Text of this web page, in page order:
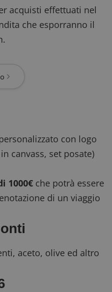
acquisti effettuati nel
che esporranno il
con logo
canvass, set posate)
1000€ che potrà essere
di un viaggio
aceto, olive ed altro